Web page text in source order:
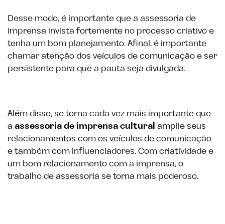
Desse modo, é importante que a assessoria de
imprensa invista fortemente no processo criativo e
tenha um bom planejamento. Afinal, é importante
chamar atenção dos veículos de comunicação e ser
persistente para que a pauta seja divulgada.
Além disso, se torna cada vez mais importante que
a assessoria de imprensa cultural amplie seus
relacionamentos com os veículos de comunicação
e também com influenciadores. Com criatividade e
um bom relacionamento com a imprensa, o
trabalho de assessoria se torna mais poderoso.